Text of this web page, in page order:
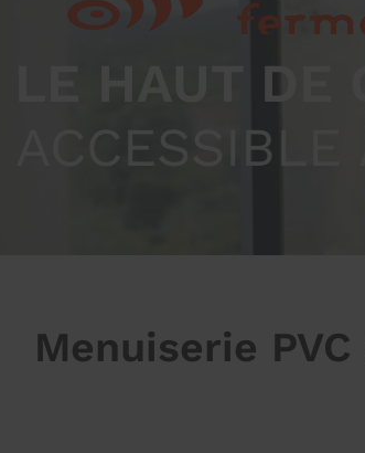
LE HAUT DE
Menuiserie